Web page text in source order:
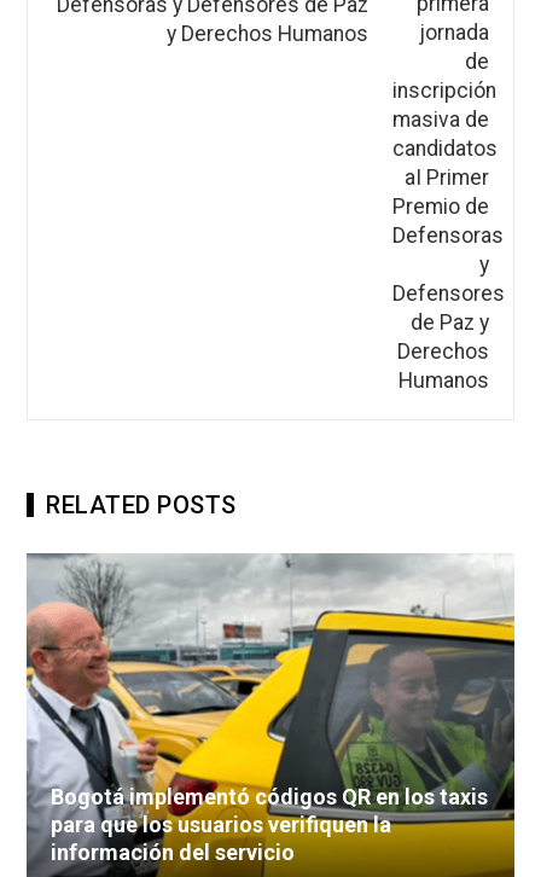
Defensoras y Defensores de Paz
y Derechos Humanos
RELATED POSTS
Bogotá implementó códigos QR en los taxis
para que los usuarios verifiquen la
información del servicio